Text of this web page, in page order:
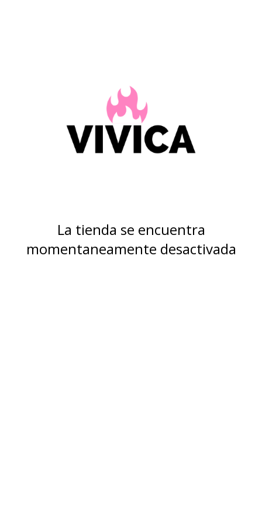
La tienda se encuentra
momentaneamente desactivada